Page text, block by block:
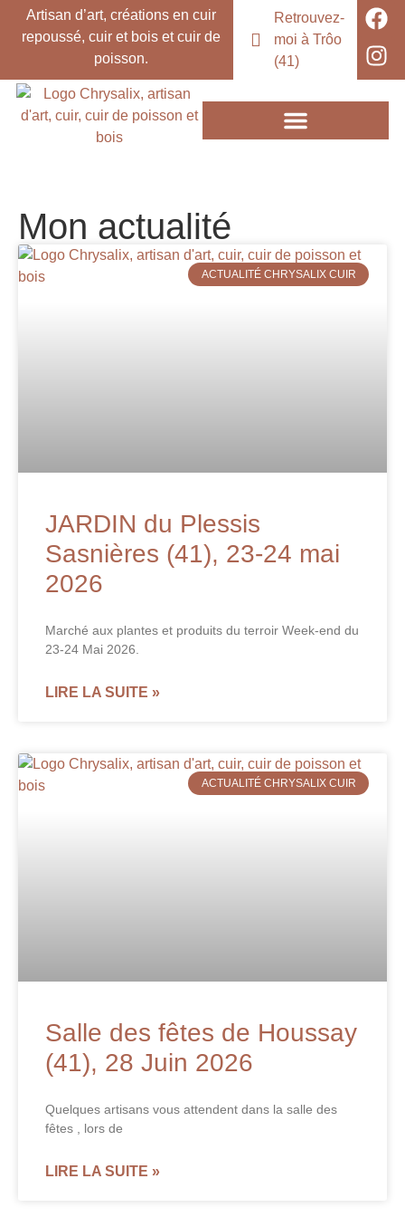
Artisan d’art, créations en cuir
repoussé, cuir et bois et cuir de
poisson.
Retrouvez-
moi à Trôo
(41)
Mon actualité
ACTUALITÉ CHRYSALIX CUIR
JARDIN du Plessis
Sasnières (41), 23-24 mai
2026
Marché aux plantes et produits du terroir Week-end du
23-24 Mai 2026.
LIRE LA SUITE »
ACTUALITÉ CHRYSALIX CUIR
Salle des fêtes de Houssay
(41), 28 Juin 2026
Quelques artisans vous attendent dans la salle des
fêtes , lors de
LIRE LA SUITE »